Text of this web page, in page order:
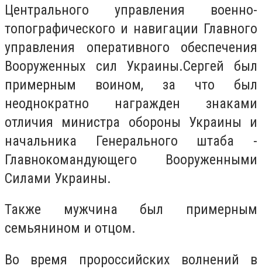
Центрального управления военно-
топографического и навигации Главного
управления оперативного обеспечения
Вооруженных сил Украины.Сергей был
примерным воином, за что был
неоднократно награжден знаками
отличия министра обороны Украины и
начальника Генерального штаба -
Главнокомандующего Вооруженными
Силами Украины.
Также мужчина был примерным
семьянином и отцом.
Во время пророссийских волнений в